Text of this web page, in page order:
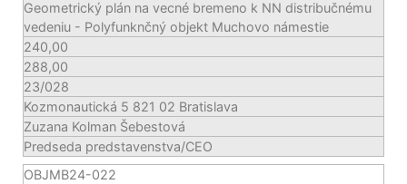
Geometrický plán na vecné bremeno k NN distribučnému
vedeniu - Polyfunknčný objekt Muchovo námestie
240,00
288,00
23/028
Kozmonautická 5 821 02 Bratislava
Zuzana Kolman Šebestová
Predseda predstavenstva/CEO
OBJMB24-022